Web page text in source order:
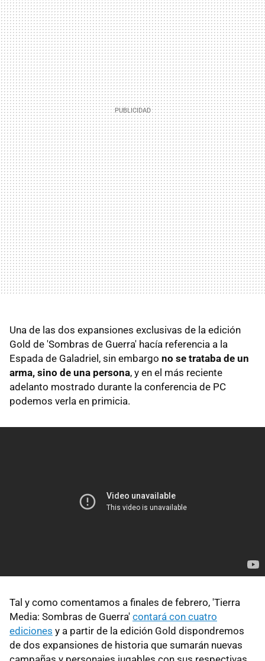
Una de las dos expansiones exclusivas de la edición
Gold de 'Sombras de Guerra' hacía referencia a la
Espada de Galadriel, sin embargo no se trataba de un
arma, sino de una persona, y en el más reciente
adelanto mostrado durante la conferencia de PC
podemos verla en primicia.
Tal y como comentamos a finales de febrero, 'Tierra
Media: Sombras de Guerra' contará con cuatro
ediciones y a partir de la edición Gold dispondremos
de dos expansiones de historia que sumarán nuevas